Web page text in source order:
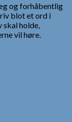
og forhåbentlig
blot et ord i
skal holde,
vil høre.